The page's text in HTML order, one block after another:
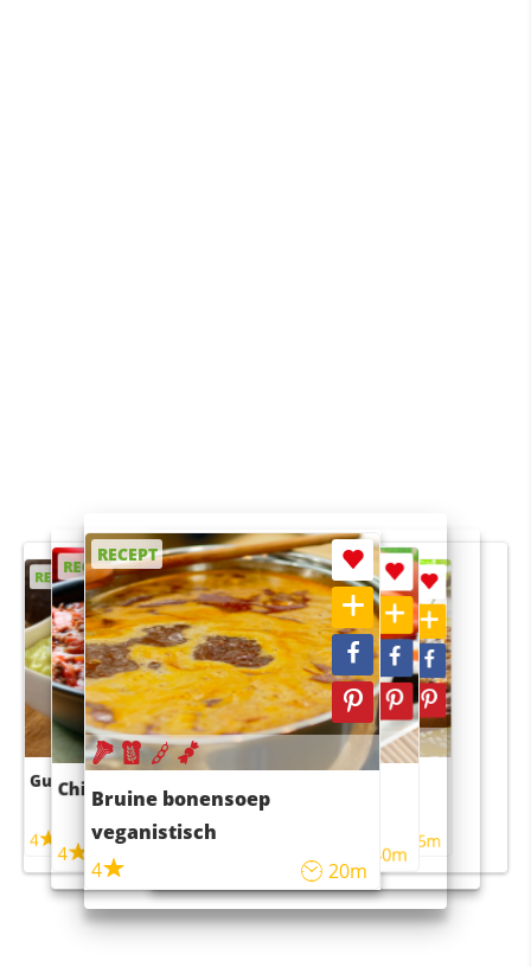
RECEPT
Guacamole
4
RECEPT
Chili con carne
4 45m
RECEPT
Bruine bonensoep
veganistisch
4
20m
RECEPT
Sushi rijstsalade
maaltijdsalade
40m
RECEPT
4 55m